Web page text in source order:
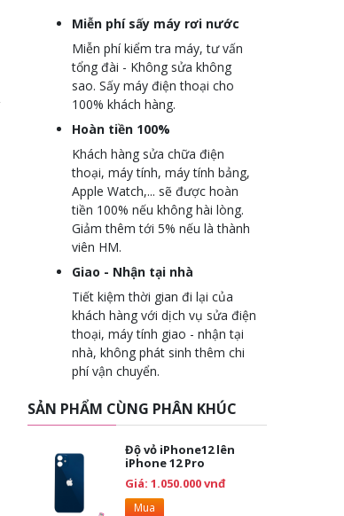
Miễn phí sấy máy rơi nước
Miễn phí kiểm tra máy, tư vấn
tổng đài - Không sửa không
sao. Sấy máy điện thoại cho
100% khách hàng.
Hoàn tiền 100%
Khách hàng sửa chữa điện
thoại, máy tính, máy tính bảng,
Apple Watch,... sẽ được hoàn
tiền 100% nếu không hài lòng.
Giảm thêm tới 5% nếu là thành
viên HM.
Giao - Nhận tại nhà
Tiết kiệm thời gian đi lại của
khách hàng với dịch vụ sửa điện
thoại, máy tính giao - nhận tại
nhà, không phát sinh thêm chi
phí vận chuyển.
SẢN PHẨM CÙNG PHÂN KHÚC
Độ vỏ iPhone12 lên
iPhone 12 Pro
Giá: 1.050.000 vnđ
Mua